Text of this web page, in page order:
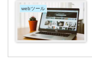
webツール